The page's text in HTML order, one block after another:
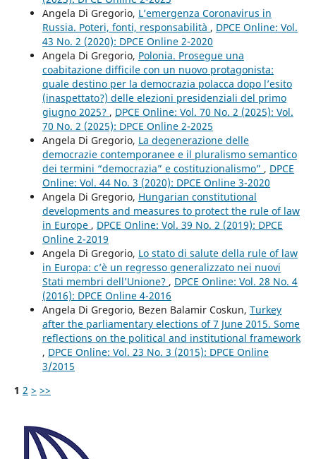
Angela Di Gregorio, L’emergenza Coronavirus in
Russia. Poteri, fonti, responsabilità , DPCE Online: Vol.
43 No. 2 (2020): DPCE Online 2-2020
Angela Di Gregorio, Polonia. Prosegue una
coabitazione difficile con un nuovo protagonista:
quale destino per la democrazia polacca dopo l’esito
(inaspettato?) delle elezioni presidenziali del primo
giugno 2025? , DPCE Online: Vol. 70 No. 2 (2025): Vol.
70 No. 2 (2025): DPCE Online 2-2025
Angela Di Gregorio, La degenerazione delle
democrazie contemporanee e il pluralismo semantico
dei termini “democrazia” e costituzionalismo” , DPCE
Online: Vol. 44 No. 3 (2020): DPCE Online 3-2020
Angela Di Gregorio, Hungarian constitutional
developments and measures to protect the rule of law
in Europe , DPCE Online: Vol. 39 No. 2 (2019): DPCE
Online 2-2019
Angela Di Gregorio, Lo stato di salute della rule of law
in Europa: c’è un regresso generalizzato nei nuovi
Stati membri dell’Unione? , DPCE Online: Vol. 28 No. 4
(2016): DPCE Online 4-2016
Angela Di Gregorio, Bezen Balamir Coskun, Turkey
after the parliamentary elections of 7 June 2015. Some
reflections on the political and institutional framework
, DPCE Online: Vol. 23 No. 3 (2015): DPCE Online
3/2015
1 2 > >>